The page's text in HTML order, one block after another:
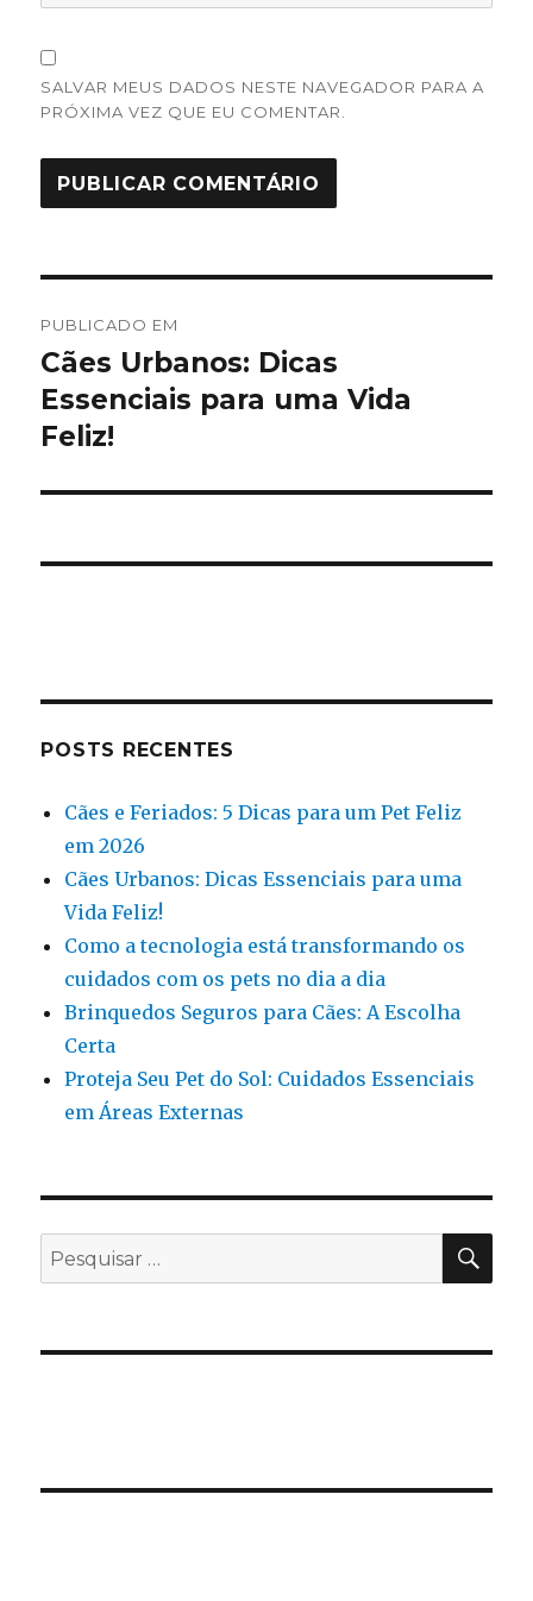
SALVAR MEUS DADOS NESTE NAVEGADOR PARA A
PRÓXIMA VEZ QUE EU COMENTAR.
de
Post
PUBLICADO EM
Cães Urbanos: Dicas
Essenciais para uma Vida
Feliz!
POSTS RECENTES
Cães e Feriados: 5 Dicas para um Pet Feliz
em 2026
Cães Urbanos: Dicas Essenciais para uma
Vida Feliz!
Como a tecnologia está transformando os
cuidados com os pets no dia a dia
Brinquedos Seguros para Cães: A Escolha
Certa
Proteja Seu Pet do Sol: Cuidados Essenciais
em Áreas Externas
Pesquisar
por: